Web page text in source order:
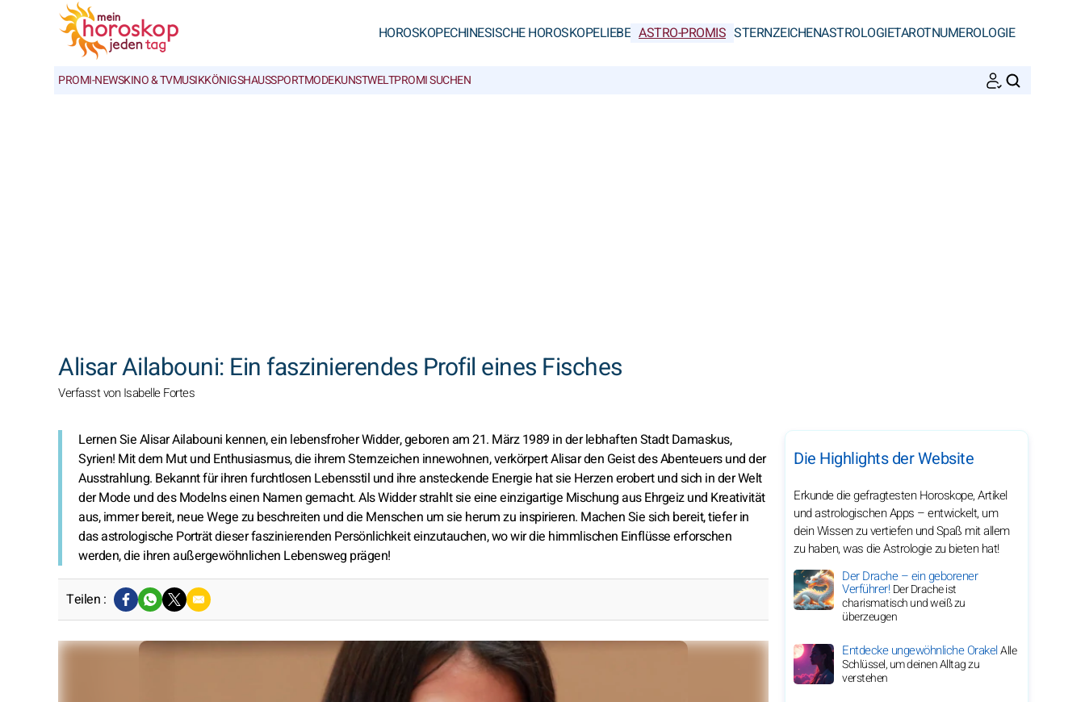
HOROSKOPECHINESISCHE HOROSKOPELIEBE ASTRO-PROMIS STERNZEICHENASTROLOGIETAROTNUMEROLOGIE
PROMI-NEWSKINO & TVMUSIKKÖNIGSHAUSSPORTMODEKUNSTWELTPROMI SUCHEN
Alisar Ailabouni: Ein faszinierendes Profil eines Fisches
Verfasst von Isabelle Fortes
Lernen Sie Alisar Ailabouni kennen, ein lebensfroher Widder, geboren am 21. März 1989 in der lebhaften Stadt Damaskus,
Syrien! Mit dem Mut und Enthusiasmus, die ihrem Sternzeichen innewohnen, verkörpert Alisar den Geist des Abenteuers und der
Ausstrahlung. Bekannt für ihren furchtlosen Lebensstil und ihre ansteckende Energie hat sie Herzen erobert und sich in der Welt
der Mode und des Modelns einen Namen gemacht. Als Widder strahlt sie eine einzigartige Mischung aus Ehrgeiz und Kreativität
aus, immer bereit, neue Wege zu beschreiten und die Menschen um sie herum zu inspirieren. Machen Sie sich bereit, tiefer in
das astrologische Porträt dieser faszinierenden Persönlichkeit einzutauchen, wo wir die himmlischen Einflüsse erforschen
werden, die ihren außergewöhnlichen Lebensweg prägen!
Teilen :
Die Highlights der Website
Erkunde die gefragtesten Horoskope, Artikel
und astrologischen Apps – entwickelt, um
dein Wissen zu vertiefen und Spaß mit allem
zu haben, was die Astrologie zu bieten hat!
Der Drache – ein geborener
Verführer!Der Drache ist
charismatisch und weiß zu
überzeugen
Entdecke ungewöhnliche OrakelAlle
Schlüssel, um deinen Alltag zu
verstehen